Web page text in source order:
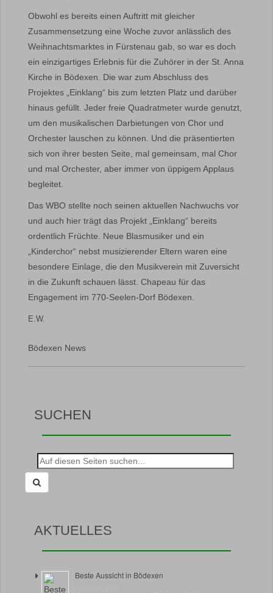
Obwohl es bereits einen Auftritt mit gleicher
Zusammensetzung eine Woche zuvor anlässlich des
Weihnachtsmarktes in Fürstenau gab, so war es doch
ein einzigartiges Erlebnis für die Zuhörer in der St. Anna
Kirche in Bödexen. Die war zum Abschluss des
Projektes „Einklang“ bis zum letzten Platz und darüber
hinaus gefüllt. Jeder freie Quadratmeter wurde genutzt,
um den musikalischen Darbietungen von Chor und
Orchester lauschen zu können. Und die präsentierten
sich von ihrer besten Seite, mal gemeinsam, mal Chor
und mal Orchester, aber immer von üppigem Applaus
begleitet.
Das WBO stellte noch seinen aktuellen Nachwuchs vor
und auch hier trägt das Projekt „Einklang“ bereits
ordentlich Früchte. Neue Blasmusiker und ein
„Kinderchor“ nebst musizierender Eltern waren eine
besondere Einlage, die den Musikverein mit Zuversicht
in die Zukunft schauen lässt. Chapeau für das
Engagement im 770-Seelen-Dorf Bödexen.
E.W.
Bödexen News
SUCHEN
Suche
nach:
AKTUELLES
Beste Aussicht in Bödexen